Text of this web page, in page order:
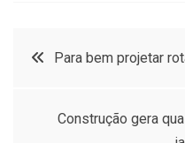
Navegação
Para bem projetar
Construção gera